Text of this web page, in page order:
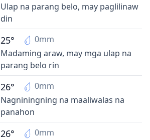
Ulap na parang belo, may paglilinaw
din
Madaming araw, may mga ulap na
parang belo rin
25° 0mm
Nagniningning na maaliwalas na
panahon
26° 0mm
26° 0mm